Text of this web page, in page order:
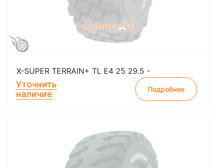
X-SUPER TERRAIN+ TL E4 25 29.5 -
Уточнить
наличие
Подробнее